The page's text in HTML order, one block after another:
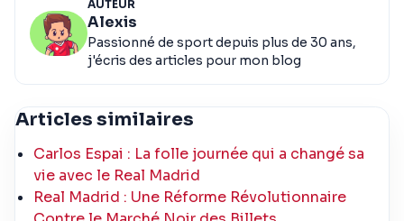
AUTEUR
Alexis
Passionné de sport depuis plus de 30 ans,
j'écris des articles pour mon blog
Articles similaires
Carlos Espai : La folle journée qui a changé sa
vie avec le Real Madrid
Real Madrid : Une Réforme Révolutionnaire